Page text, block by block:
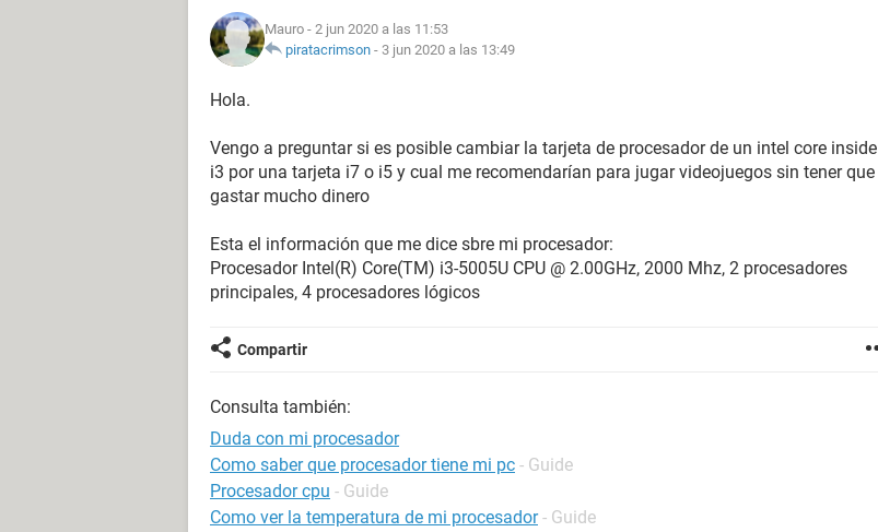
Mauro - 2 jun 2020 a las 11:53
piratacrimson - 3 jun 2020 a las 13:49
Hola.
Vengo a preguntar si es posible cambiar la tarjeta de procesador de un intel core inside
i3 por una tarjeta i7 o i5 y cual me recomendarían para jugar videojuegos sin tener que
gastar mucho dinero
Esta el información que me dice sbre mi procesador:
Procesador Intel(R) Core(TM) i3-5005U CPU @ 2.00GHz, 2000 Mhz, 2 procesadores
principales, 4 procesadores lógicos
Compartir
Consulta también:
Duda con mi procesador
Como saber que procesador tiene mi pc - Guide
Procesador cpu - Guide
Como ver la temperatura de mi procesador - Guide